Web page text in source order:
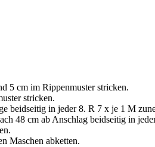
5 cm im Rippenmuster stricken.
stricken.
beidseitig in jeder 8. R 7 x je 1 M
48 cm ab Anschlag beidseitig in
Maschen abketten.